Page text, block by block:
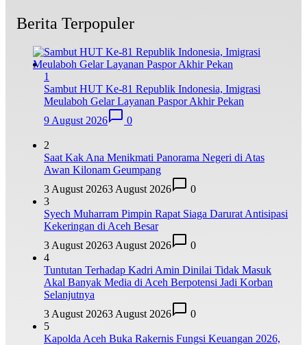
Berita Terpopuler
1
Sambut HUT Ke-81 Republik Indonesia, Imigrasi
Meulaboh Gelar Layanan Paspor Akhir Pekan
9 August 2026
0
2
Saat Kak Ana Menikmati Panorama Negeri di Atas
Awan Kilonam Geumpang
3 August 20263 August 2026
0
3
Syech Muharram Pimpin Rapat Siaga Darurat Antisipasi
Kekeringan di Aceh Besar
3 August 20263 August 2026
0
4
Tuntutan Terhadap Kadri Amin Dinilai Tidak Masuk
Akal Banyak Media di Aceh Berpotensi Jadi Korban
Selanjutnya
3 August 20263 August 2026
0
5
Kapolda Aceh Buka Rakernis Fungsi Keuangan 2026,